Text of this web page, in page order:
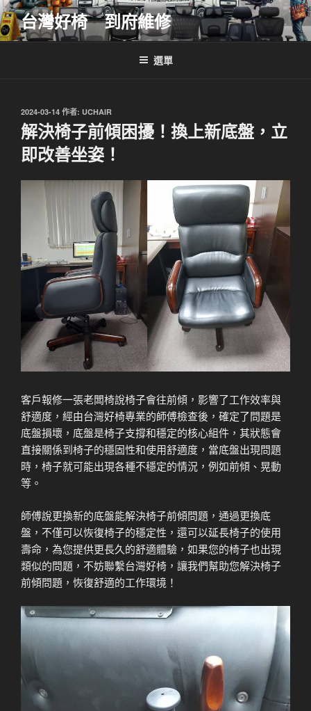
跳
至
主
台灣好椅 到府維修
選單
發
佈
於
2024-03-14 作者: UCHAIR
解決椅子前傾困擾！換上新底盤，立
即改善坐姿！
客戶報修一張老闆椅說椅子會往前傾，影響了工作效率與
舒適度，經由台灣好椅專業的師傅檢查後，確定了問題是
底盤損壞，底盤是椅子支撐和穩定的核心組件，其狀態會
直接關係到椅子的穩固性和使用舒適度，當底盤出現問題
時，椅子就可能出現各種不穩定的情況，例如前傾、晃動
等。
師傅說更換新的底盤能解決椅子前傾問題，通過更換底
盤，不僅可以恢復椅子的穩定性，還可以延長椅子的使用
壽命，為您提供更長久的舒適體驗，如果您的椅子也出現
類似的問題，不妨聯繫台灣好椅，讓我們幫助您解決椅子
前傾問題，恢復舒適的工作環境！